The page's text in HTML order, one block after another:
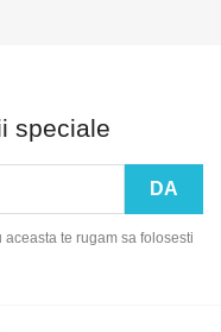
speciale
te rugam sa folosesti